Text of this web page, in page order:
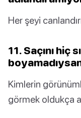
Her şeyi
11. Saçını hiç
Kimlerin
görmek oldukça